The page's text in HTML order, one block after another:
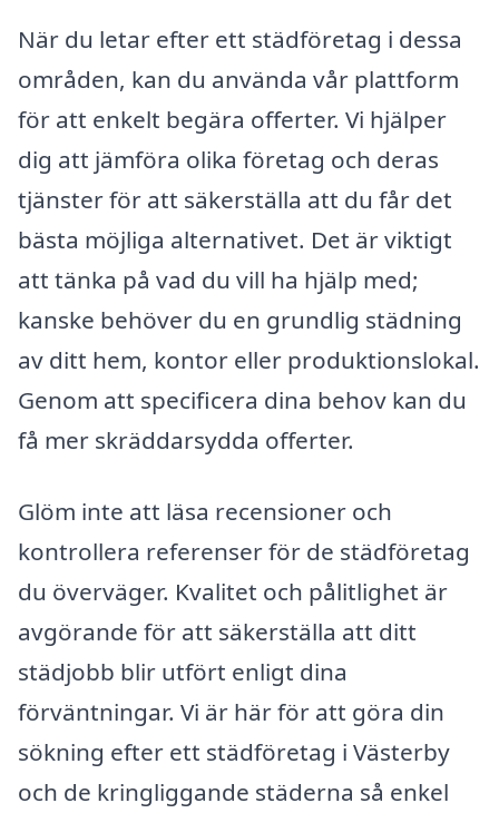
När du letar efter ett städföretag i dessa
områden, kan du använda vår plattform
för att enkelt begära offerter. Vi hjälper
dig att jämföra olika företag och deras
tjänster för att säkerställa att du får det
bästa möjliga alternativet. Det är viktigt
att tänka på vad du vill ha hjälp med;
kanske behöver du en grundlig städning
av ditt hem, kontor eller produktionslokal.
Genom att specificera dina behov kan du
få mer skräddarsydda offerter.
Glöm inte att läsa recensioner och
kontrollera referenser för de städföretag
du överväger. Kvalitet och pålitlighet är
avgörande för att säkerställa att ditt
städjobb blir utfört enligt dina
förväntningar. Vi är här för att göra din
sökning efter ett städföretag i Västerby
och de kringliggande städerna så enkel